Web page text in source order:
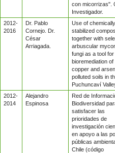
con micorrizas".
Investigador.
2012-
2016
Dr. Pablo
Cornejo. Dr.
César
Arriagada.
Use of chemically
stabilized
together with
arbuscular
fungi as a tool for
bioremediation of
copper and
polluted soils in
Puchuncaví Valley
2012-
2014
Alejandro
Espinosa
Red de
Biodiversidad
satisfacer las
prioridades de
investigación
en apoyo a las
públicas
Chile (código